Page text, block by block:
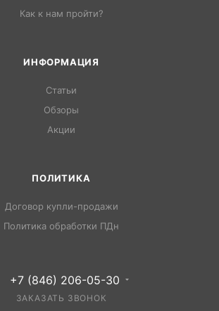
Как к нам пройти?
ИНФОРМАЦИЯ
Статьи
Обзоры
Акции
ПОЛИТИКА
Договор купли-продажи
Политика обработки ПДн
+7 (846) 206-05-30
ЗАКАЗАТЬ ЗВОНОК